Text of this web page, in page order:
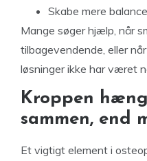
Skabe mere
Mange søger hjælp, når
tilbagevendende, eller
løsninger ikke har været
Kroppen
sammen, end
Et vigtigt element i